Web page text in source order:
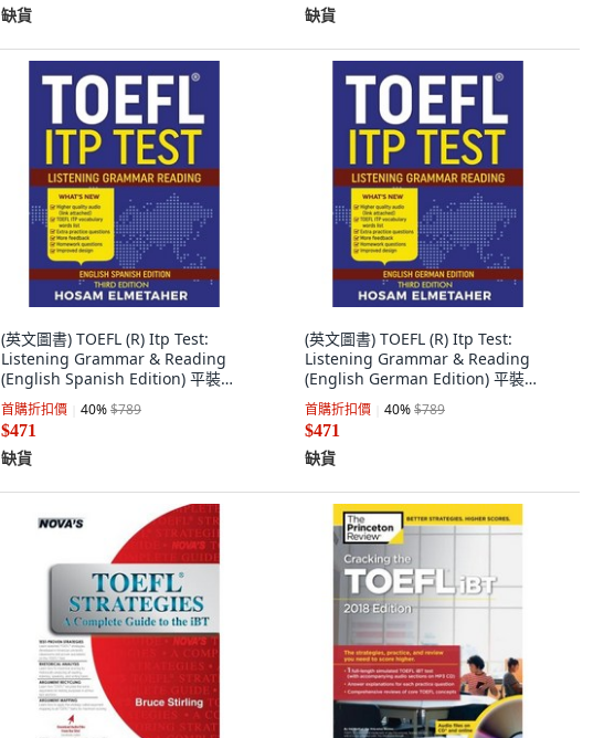
缺貨 缺貨
(英文圖書) TOEFL (R) Itp Test:
Listening Grammar & Reading
(English Spanish Edition) 平裝版,
Independently Published, 英文
首購折扣價 40%$789
$471
缺貨
(英文圖書) TOEFL (R) Itp Test:
Listening Grammar & Reading
(English German Edition) 平裝版,
Independently Published, 英文
首購折扣價 40%$789
$471
缺貨